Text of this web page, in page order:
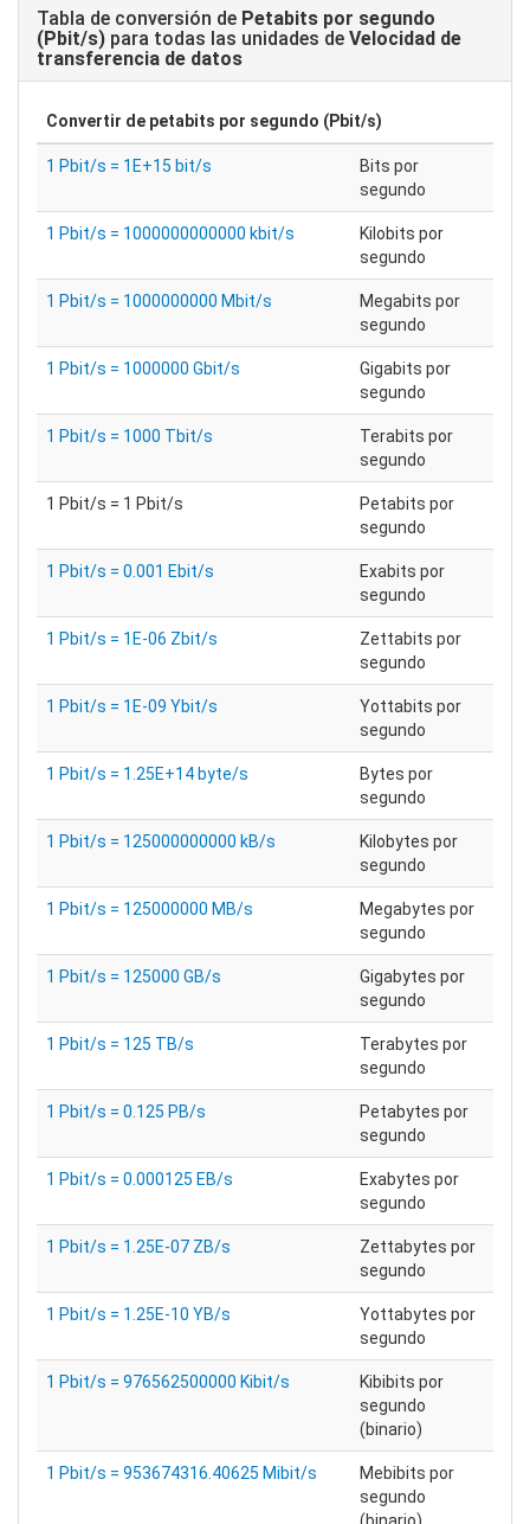
Tabla de conversión de Petabits por segundo
(Pbit/s) para todas las unidades de Velocidad de
transferencia de datos
Convertir de petabits por segundo (Pbit/s)
1 Pbit/s = 1E+15 bit/s
Bits por
segundo
1 Pbit/s = 1000000000000 kbit/s
Kilobits por
segundo
1 Pbit/s = 1000000000 Mbit/s
Megabits por
segundo
1 Pbit/s = 1000000 Gbit/s
Gigabits por
segundo
1 Pbit/s = 1000 Tbit/s
Terabits por
segundo
1 Pbit/s = 1 Pbit/s
Petabits por
segundo
1 Pbit/s = 0.001 Ebit/s
Exabits por
segundo
1 Pbit/s = 1E-06 Zbit/s
Zettabits por
segundo
1 Pbit/s = 1E-09 Ybit/s
Yottabits por
segundo
1 Pbit/s = 1.25E+14 byte/s
Bytes por
segundo
1 Pbit/s = 125000000000 kB/s
Kilobytes por
segundo
1 Pbit/s = 125000000 MB/s
Megabytes por
segundo
1 Pbit/s = 125000 GB/s
Gigabytes por
segundo
1 Pbit/s = 125 TB/s
Terabytes por
segundo
1 Pbit/s = 0.125 PB/s
Petabytes por
segundo
1 Pbit/s = 0.000125 EB/s
Exabytes por
segundo
1 Pbit/s = 1.25E-07 ZB/s
Zettabytes por
segundo
1 Pbit/s = 1.25E-10 YB/s
Yottabytes por
segundo
1 Pbit/s = 976562500000 Kibit/s
Kibibits por
segundo
(binario)
1 Pbit/s = 953674316.40625 Mibit/s
Mebibits por
segundo